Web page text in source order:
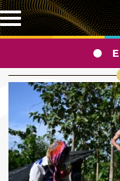
Pasar al contenido